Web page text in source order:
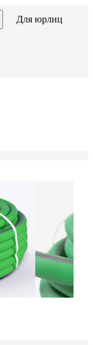
Для юрлиц